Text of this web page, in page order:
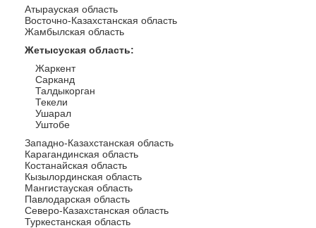
Атырауская область
Восточно-Казахстанская область
Жамбылская область
Жетысуская область:
Жаркент
Сарканд
Талдыкорган
Текели
Ушарал
Уштобе
Западно-Казахстанская область
Карагандинская область
Костанайская область
Кызылординская область
Мангистауская область
Павлодарская область
Северо-Казахстанская область
Туркестанская область